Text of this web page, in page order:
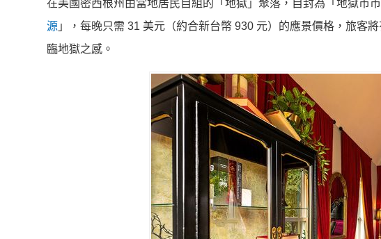
在美國密西根州由當地居民自組的「地獄」聚落，自封為「地獄市
源 」，每晚只需 31 美元（約合新台幣 930 元）的應景價格，旅客
臨地獄之感。